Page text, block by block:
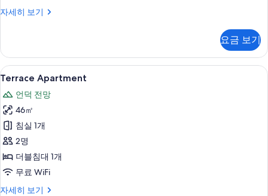
모
보
기
자세히 보기
객
히
보
기
요금 보기
Terrace
Apartment
사
진
모
두
보
기
6
Terrace Apartment
언덕 전망
46㎡
침실 1개
2명
더블침대 1개
무료 WiFi
자세히 보기
Terrace